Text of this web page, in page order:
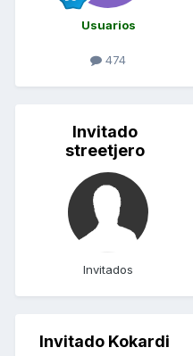
Usuarios
474
Invitado
streetjero
Invitados
Invitado Kokardi